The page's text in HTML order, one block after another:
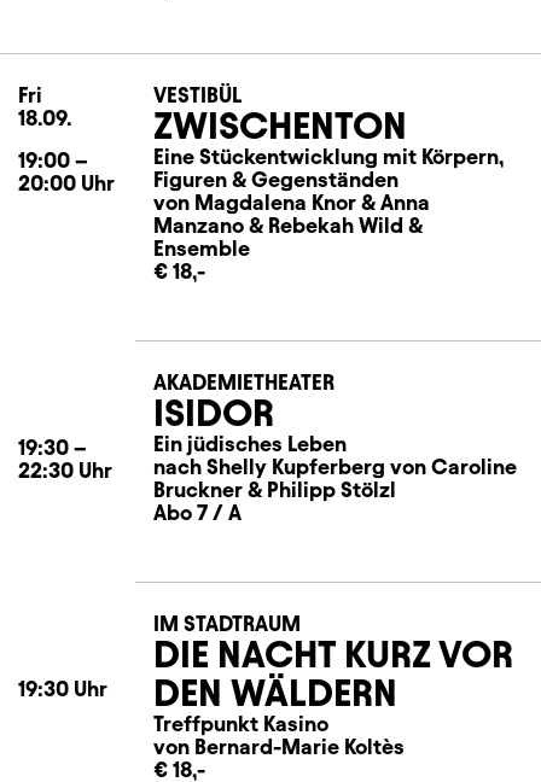
Fri
18.09.
19:00 –
20:00 Uhr
VESTIBÜL
ZWISCHENTON
Eine Stückentwicklung mit Körpern,
Figuren & Gegenständen
von Magdalena Knor & Anna
Manzano & Rebekah Wild &
Ensemble
€ 18,-
19:30 –
22:30 Uhr
AKADEMIETHEATER
ISIDOR
Ein jüdisches Leben
nach Shelly Kupferberg von Caroline
Bruckner & Philipp Stölzl
Abo 7 / A
19:30 Uhr
IM STADTRAUM
DIE NACHT KURZ VOR
DEN WÄLDERN
Treffpunkt Kasino
von Bernard-Marie Koltès
€ 18,-